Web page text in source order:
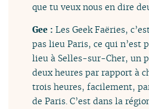
que tu veux nous en dire
Gee :Les Geek Faëries,
pas lieu Paris, ce qui n’est
lieu à Selles-sur-Cher, un
deux heures par rapport à
trois heures, facilement,
de Paris. C’est dans la